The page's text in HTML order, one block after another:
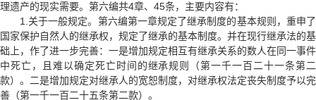
理遗产的现实需要。第六编共4章、45条，主要内容有：
1.关于一般规定。第六编第一章规定了继承制度的基本规则，重申了
国家保护自然人的继承权，规定了继承的基本制度。并在现行继承法的基
础上，作了进一步完善：一是增加规定相互有继承关系的数人在同一事件
中死亡，且难以确定死亡时间的继承规则（第一千一百二十一条第二
款）。二是增加规定对继承人的宽恕制度，对继承权法定丧失制度予以完
善（第一千一百二十五条第二款）。